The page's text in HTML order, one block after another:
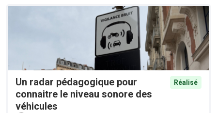
Un radar pédagogique pour
connaitre le niveau sonore des
véhicules
Réalisé